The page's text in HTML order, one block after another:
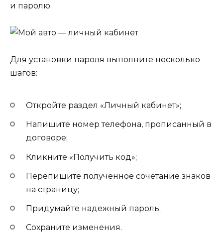
и паролю.
Для установки пароля выполните несколько
шагов:
Откройте раздел «Личный кабинет»;
Напишите номер телефона, прописанный в
договоре;
Кликните «Получить код»;
Перепишите полученное сочетание знаков
на страницу;
Придумайте надежный пароль;
Сохраните изменения.